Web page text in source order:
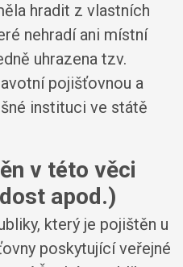
hradit z vlastních
nehradí ani místní
uhrazena tzv.
pojišťovnou a
instituci ve státě
v této věci
apod.)
který je pojištěn u
poskytující veřejné